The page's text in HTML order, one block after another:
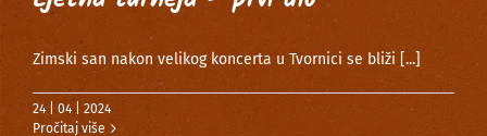
Zimski san nakon velikog koncerta u Tvornici se bliži [...]
24 | 04 | 2024
Pročitaj više